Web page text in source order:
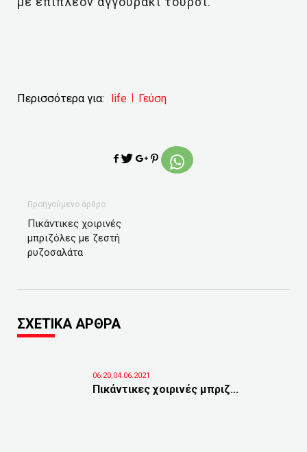
Περισσότερα για: life Γεύση
Προηγούμενο άρθρο
Πικάντικες χοιρινές
μπριζόλες με ζεστή
ρυζοσαλάτα
ΣΧΕΤΙΚΑ ΑΡΘΡΑ
06:20,04.06.2021
Πικάντικες χοιρινές μπριζ...